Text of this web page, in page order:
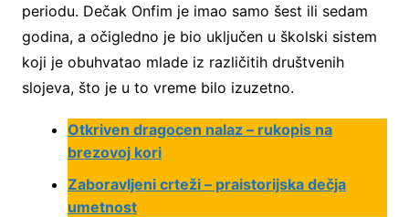
periodu. Dečak Onfim je imao samo šest ili sedam
godina, a očigledno je bio uključеn u školski sistem
koji je obuhvatao mlade iz različitih društvenih
slojeva, što je u to vreme bilo izuzetno.
Otkriven dragocen nalaz – rukopis na
brezovoj kori
Zaboravljeni crteži – praistorijska dečja
umetnost